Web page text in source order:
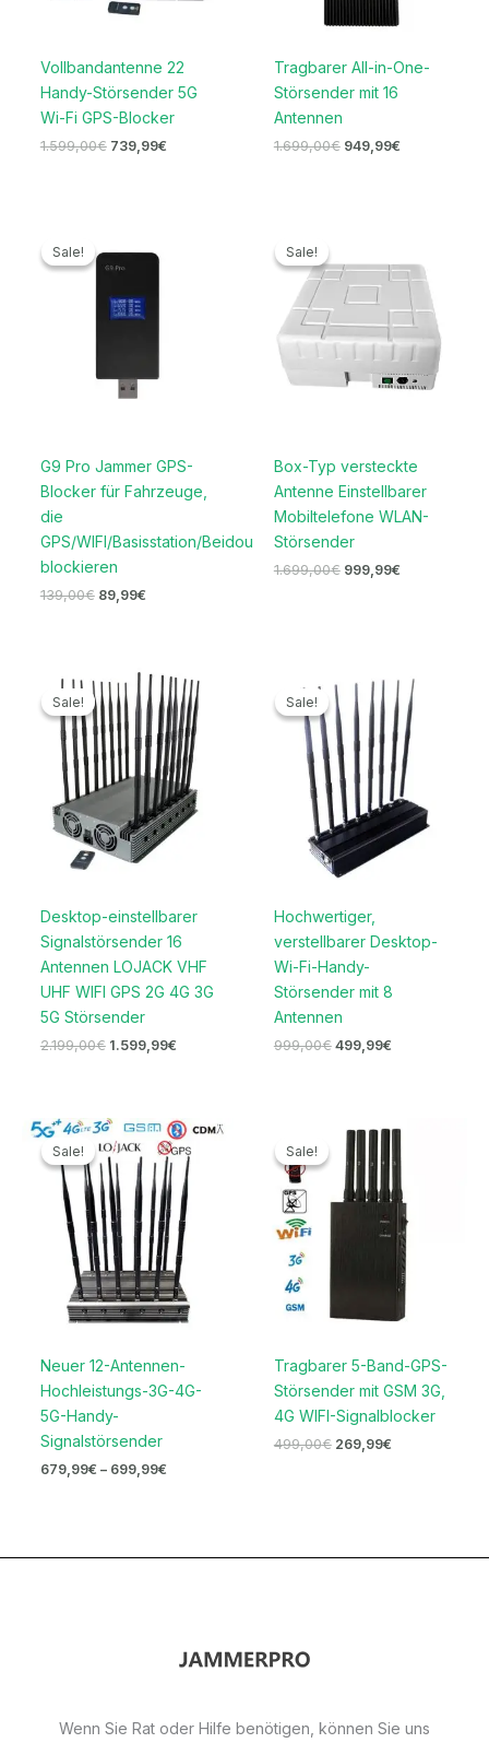
Vollbandantenne 22
Handy-Störsender 5G
Wi-Fi GPS-Blocker
1.599,00€ 739,99€
Tragbarer All-in-One-
Störsender mit 16
Antennen
1.699,00€ 949,99€
Sale!
Sale!
G9 Pro Jammer GPS-
Blocker für Fahrzeuge,
die
GPS/WIFI/Basisstation/Beidou
blockieren
139,00€
war:
89,99€
ist:
Sale!
Sale!
Box-Typ versteckte
Antenne Einstellbarer
Mobiltelefone WLAN-
Störsender
1.699,00€
war:
1.699,00€
999,99€
ist:
999,99€.
Sale!
Sale!
Desktop-einstellbarer
Signalstörsender 16
Antennen LOJACK VHF
UHF WIFI GPS 2G 4G 3G
5G Störsender
2.199,00€
Ursprünglicher
Preis
war:
2.199,00€
1.599,99€
Aktueller
Preis
ist:
1.599,99€.
Sale!
Sale!
Hochwertiger,
verstellbarer Desktop-
Wi-Fi-Handy-
Störsender mit 8
Antennen
999,00€
Ursprünglicher
Preis
war:
999,00€
499,99€
Aktueller
Preis
ist:
499,99€.
Sale!
Sale!
Neuer 12-Antennen-
Hochleistungs-3G-4G-
5G-Handy-
Signalstörsender
679,99€ – 699,99€
Preisspanne:
679,99€
bis
699,99€
Sale!
Sale!
Tragbarer 5-Band-GPS-
Störsender mit GSM 3G,
4G WIFI-Signalblocker
499,00€
Ursprünglicher
Preis
war:
499,00€
269,99€
Aktueller
Preis
ist:
269,99€.
Wenn Sie Rat oder Hilfe benötigen, können Sie uns